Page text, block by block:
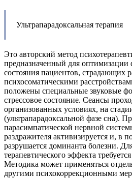
Ультрапарадоксальная терапия
Это авторский метод
предназначенный для оптимизации
состояния пациентов, страдающих
психосоматическими
положены специальные звуковые
стрессовое состояние. Сеансы
организованных условиях, на
(ультрапарадоксальной фазе сна).
парасимпатической нервной
раздражителя активизируется и, в
разрушается доминанта болезни.
терапевтического эффекта
Методика может применяться
другими психокоррекционными